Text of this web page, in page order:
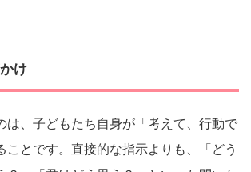
け
は、子どもたち自身が「考えて、行動で
ことです。直接的な指示よりも、「どう